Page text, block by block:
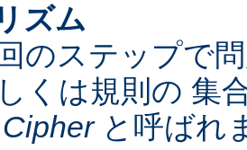
ズム
のステップで
くは規則の 集
Cipherと呼ばれ